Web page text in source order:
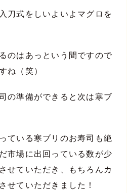
刀式をしいよいよマグロを
のはあっという間ですので
ね（笑）
の準備ができると次は寒ブ
ている寒ブリのお寿司も絶
市場に出回っている数が少
せていただき、もちろんカ
せていただきました！